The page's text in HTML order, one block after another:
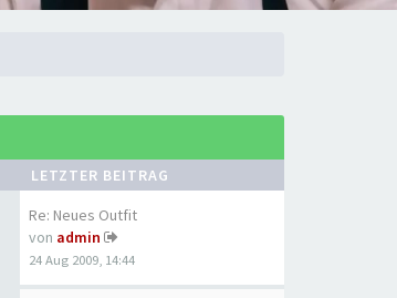
LETZTER BEITRAG
Re: Neues Outfit
von admin
24 Aug 2009, 14:44